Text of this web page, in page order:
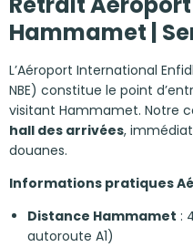
Hammamet |
L’Aéroport International
NBE) constitue le point
visitant Hammamet. Notre
hall des arrivées,
douanes.
Informations pratiques
Distance Hammamet :
autoroute A1)